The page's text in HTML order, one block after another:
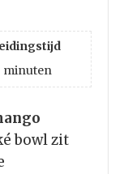
minuten
bowl zit